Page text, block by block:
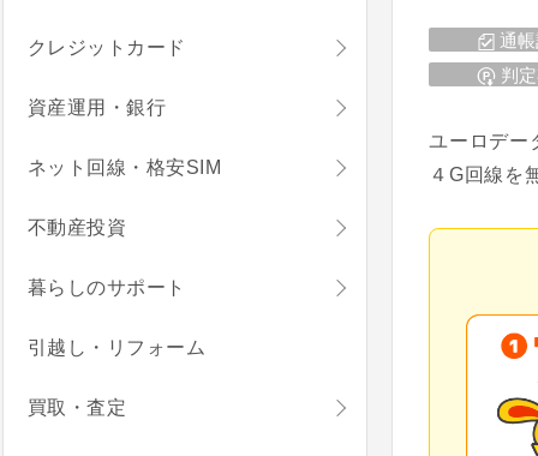
通
判
ユーロデー
４G回線を
クレジットカード
資産運用・銀行
ネット回線・格安SIM
不動産投資
暮らしのサポート
引越し・リフォーム
買取・査定